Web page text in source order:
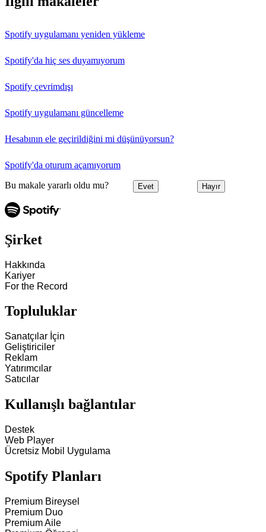
Spotify uygulamanı yeniden yükleme
Spotify'da hiç ses duyamıyorum
Spotify çevrimdışı
Spotify uygulamanı güncelleme
Hesabının ele geçirildiğini mi düşünüyorsun?
Spotify'da oturum açamıyorum
Bu makale yararlı oldu mu? Evet Hayır
Şirket
Hakkında
Kariyer
For the Record
Topluluklar
Sanatçılar İçin
Geliştiriciler
Reklam
Yatırımcılar
Satıcılar
Kullanışlı bağlantılar
Destek
Web Player
Ücretsiz Mobil Uygulama
Spotify Planları
Premium Bireysel
Premium Duo
Premium Aile